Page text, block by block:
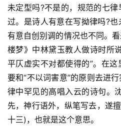
未定型吗?不是的，规范的七
过。是诗人有意在写拗律吗?
有意自创别调的情况也不同。
楼梦》中林黛玉教人做诗时所
平仄虚实不对都使得的”。在
要和“不以词害意”的原则去进
律中罕见的高唱入云的诗句。
先，神行语外，纵笔写去，遂
十三)，也就是这个意思。